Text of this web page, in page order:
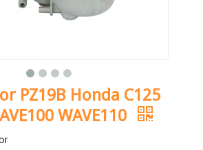
PZ19B Honda C125
WAVE110